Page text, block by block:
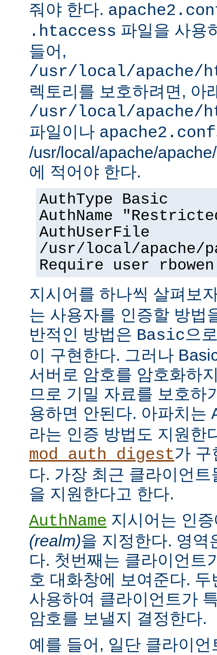
줘야 한다.
.htaccess 파일을 사용
들어,
/usr/local/apache/
렉토리를 보호하려면, 아
/usr/local/apache/
파일이나 apache2.conf
/usr/local/apache/
에 적어야 한다.
AuthType Basic
AuthName
AuthUserFile
/usr/local/apache/
Require user rbowen
지시어를 하나씩 살펴보
는 사용자를 인증할 방법
반적인 방법은 Basic으
이 구현한다. 그러나
서버로 암호를 암호화하
므로 기밀 자료를 보호하
용하면 안된다. 아파치는
라는 인증 방법도 지원한
mod_auth_digest가 구
다. 가장 최근 클라이언
을 지원한다고 한다.
AuthName 지시어는 인
(realm)을 지정한다. 영역
다. 첫번째는 클라이언트
호 대화창에 보여준다.
사용하여 클라이언트가
암호를 보낼지 결정한다.
예를 들어, 일단 클라이